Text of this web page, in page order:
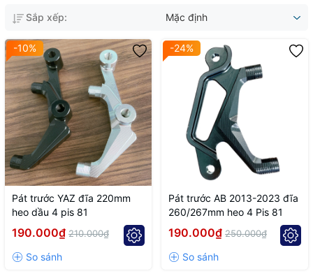
Sắp xếp: Mặc định
-10%
Pát trước YAZ đĩa 220mm
heo dầu 4 pis 81
190.000₫ 210.000₫
-24%
Pát trước AB 2013-2023 đĩa
260/267mm heo 4 Pis 81
190.000₫ 250.000₫